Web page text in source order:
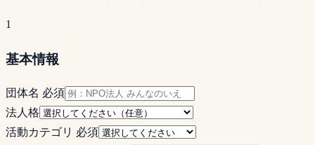
1
基本情報
団体名 必須
法人格
活動カテゴリ 必須